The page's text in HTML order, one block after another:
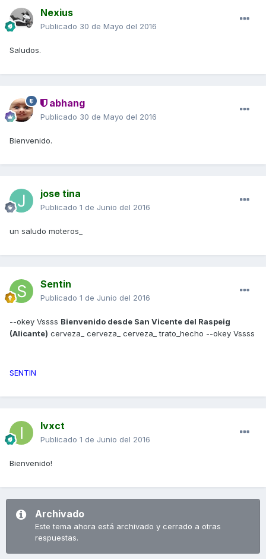
Nexius
Publicado 30 de Mayo del 2016
Saludos.
abhang
Publicado 30 de Mayo del 2016
Bienvenido.
jose tina
Publicado 1 de Junio del 2016
un saludo moteros_
Sentin
Publicado 1 de Junio del 2016
--okey Vssss Bienvenido desde San Vicente del Raspeig
(Alicante) cerveza_ cerveza_ cerveza_ trato_hecho --okey Vssss
SENTIN
Ivxct
Publicado 1 de Junio del 2016
Bienvenido!
Archivado
Este tema ahora está archivado y cerrado a otras
respuestas.